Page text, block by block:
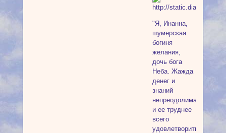
"Я, Инанна,
шумерская
богиня
желания,
дочь бога
Неба. Жажда
денег и
знаний
непреодолима
и ее труднее
всего
удовлетворить.